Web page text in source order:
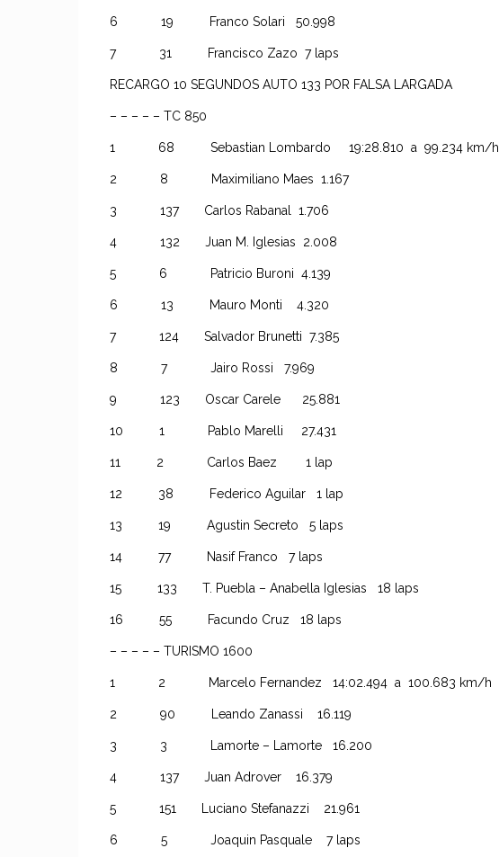
6 19 Franco Solari 50.998
7 31 Francisco Zazo 7 laps
RECARGO 10 SEGUNDOS AUTO 133 POR FALSA LARGADA
– – – – – TC 850
1 68 Sebastian Lombardo 19:28.810 a 99.234 km/h
2 8 Maximiliano Maes 1.167
3 137 Carlos Rabanal 1.706
4 132 Juan M. Iglesias 2.008
5 6 Patricio Buroni 4.139
6 13 Mauro Monti 4.320
7 124 Salvador Brunetti 7.385
8 7 Jairo Rossi 7.969
9 123 Oscar Carele 25.881
10 1 Pablo Marelli 27.431
11 2 Carlos Baez 1 lap
12 38 Federico Aguilar 1 lap
13 19 Agustin Secreto 5 laps
14 77 Nasif Franco 7 laps
15 133 T. Puebla – Anabella Iglesias 18 laps
16 55 Facundo Cruz 18 laps
– – – – – TURISMO 1600
1 2 Marcelo Fernandez 14:02.494 a 100.683 km/h
2 90 Leando Zanassi 16.119
3 3 Lamorte – Lamorte 16.200
4 137 Juan Adrover 16.379
5 151 Luciano Stefanazzi 21.961
6 5 Joaquin Pasquale 7 laps